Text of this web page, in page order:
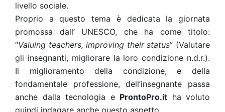
livello sociale.
Proprio a questo tema è dedicata la giornata
promossa dall’ UNESCO, che ha come titolo:
“Valuing teachers, improving their status” (Valutare
gli insegnanti, migliorare la loro condizione n.d.r.).
Il miglioramento della condizione, e della
fondamentale professione, dell’insegnante passa
anche dalla tecnologia e ProntoPro.it ha voluto
quindi indagare anche questo aspetto.